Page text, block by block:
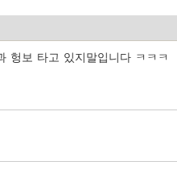
헝보 타고 있지말입니다 ㅋㅋㅋ